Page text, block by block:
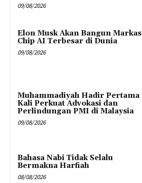
09/08/2026
Elon Musk Akan Bangun Markas
Chip AI Terbesar di Dunia
09/08/2026
Muhammadiyah Hadir Pertama
Kali Perkuat Advokasi dan
Perlindungan PMI di Malaysia
09/08/2026
Bahasa Nabi Tidak Selalu
Bermakna Harfiah
08/08/2026